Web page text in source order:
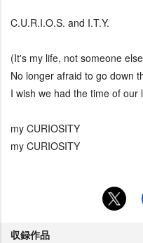
C.U.R.I.O.S. and I.T.Y.
(It's my life, not someone
No longer afraid to go down
I wish we had the time of our
my CURIOSITY
my CURIOSITY
収録作品